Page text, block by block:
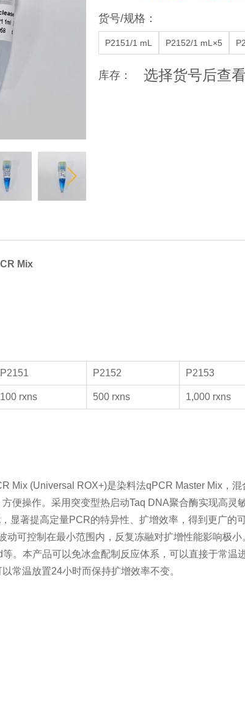
货号/规格：
P2151/1 mL P2152/1 mL×5
库存： 选择货号后查看
Mix
P2151 P2152 P2153
100 rxns 500 rxns 1,000 rxns
Mix (Universal ROX+)是染料法qPCR Master Mix，
便操作。采用突变型热启动Taq DNA聚合酶实现高灵
显著提高定量PCR的特异性、扩增效率，得到更广的
动可控制在最小范围内，反复冻融对扩增性能影响极
。本产品可以免冰盒配制反应体系，可以直接于常温
常温放置24小时而保持扩增效率不变。